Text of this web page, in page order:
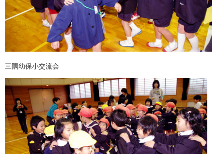
三隅幼保小交流会